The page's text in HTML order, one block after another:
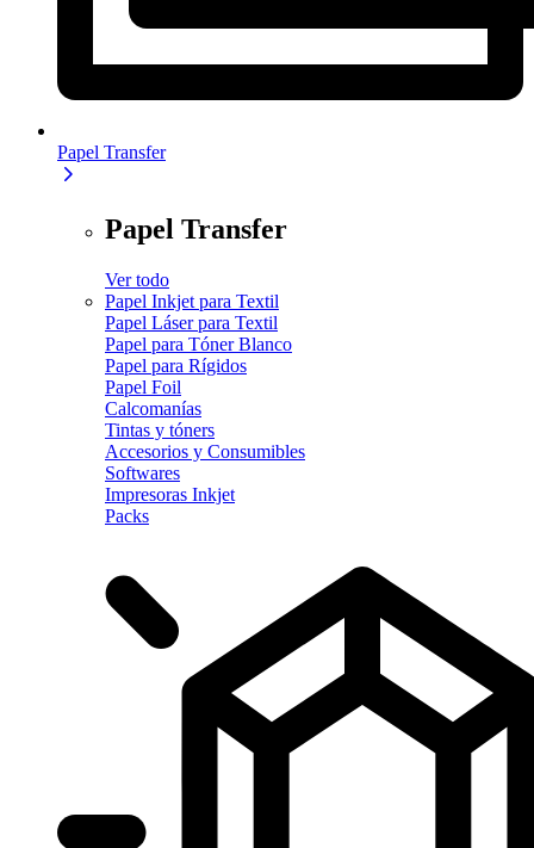
Papel Transfer
Papel Transfer
Ver todo
Papel Inkjet para Textil
Papel Láser para Textil
Papel para Tóner Blanco
Papel para Rígidos
Papel Foil
Calcomanías
Tintas y tóners
Accesorios y Consumibles
Softwares
Impresoras Inkjet
Packs